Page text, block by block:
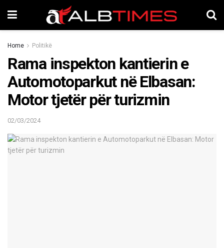
Home Politikë
Rama inspekton kantierin e
Automotoparkut në Elbasan:
Motor tjetër për turizmin
02/03/2024